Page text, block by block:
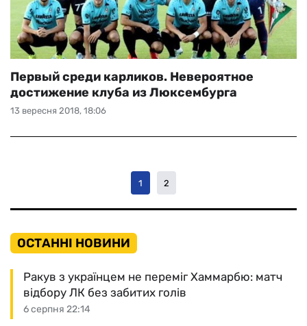
13 вересня 2018, 18:06
Первый среди карликов. Невероятное
достижение клуба из Люксембурга
1 2
ОСТАННІ НОВИНИ
6 серпня 22:14
Ракув з українцем не переміг Хаммарбю: матч
відбору ЛК без забитих голів